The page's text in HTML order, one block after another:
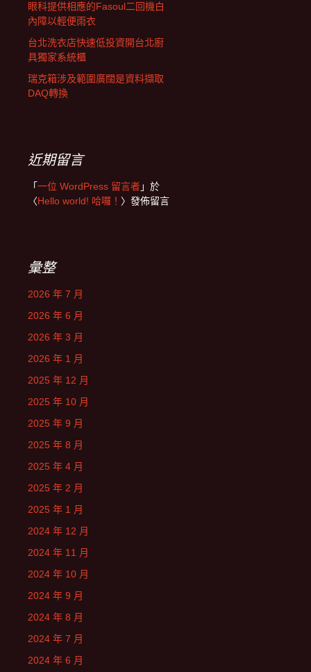
眼科提供相應的Fasoul二回機白
內障以輕便雨衣
台北洗衣店快速低投資開台北廚
具獨家系統櫃
瑞克箱涉及範圍廣闊是資料擷取
DAQ轉換
近期留言
「一位 WordPress 留言者」於
〈Hello world! 哈囉！ 〉發佈留言
彙整
2026 年 7 月
2026 年 6 月
2026 年 3 月
2026 年 1 月
2025 年 12 月
2025 年 10 月
2025 年 9 月
2025 年 8 月
2025 年 4 月
2025 年 2 月
2025 年 1 月
2024 年 12 月
2024 年 11 月
2024 年 10 月
2024 年 9 月
2024 年 8 月
2024 年 7 月
2024 年 6 月